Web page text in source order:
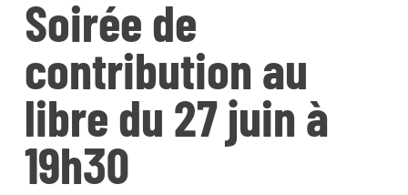
Soirée de
contribution au
libre du 27 juin à
19h30